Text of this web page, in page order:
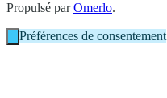
Propulsé parOmerlo.
Préférences de consentement